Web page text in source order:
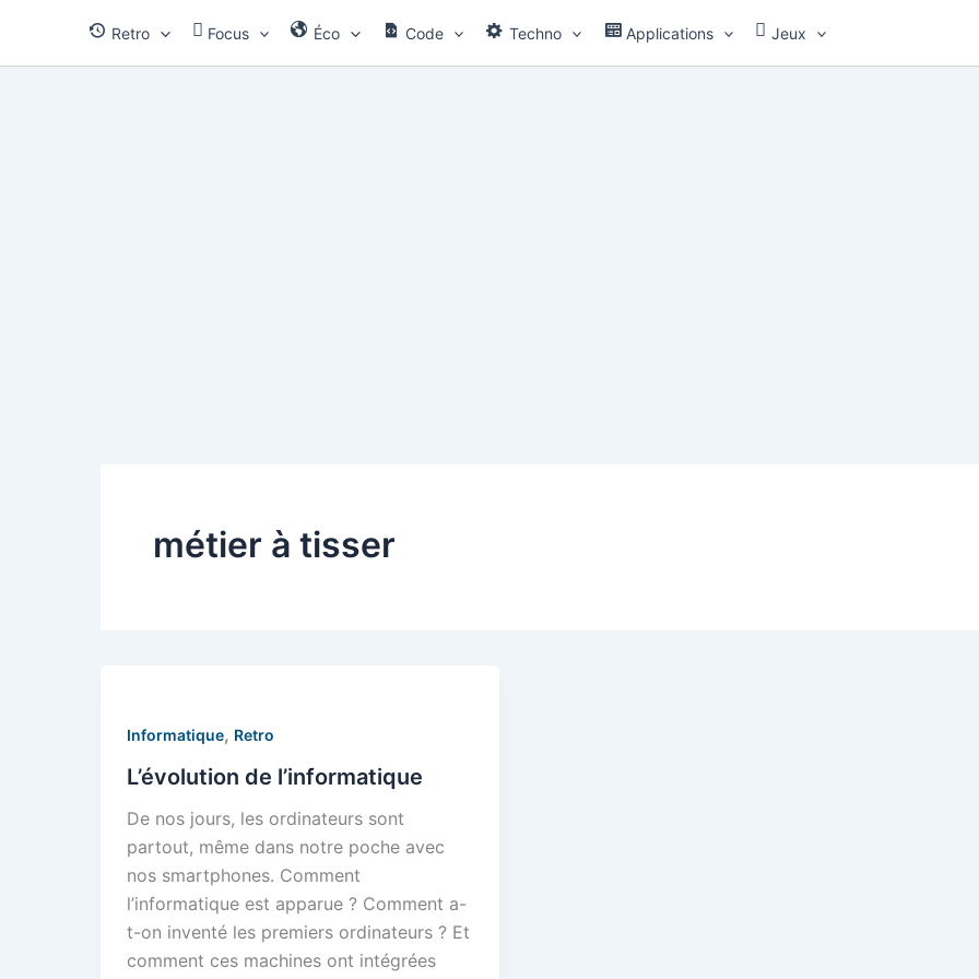
contenu
Retro Focus Éco Code Techno Applications Jeux
métier à tisser
Informatique, Retro
L’évolution de l’informatique
De nos jours, les ordinateurs sont
partout, même dans notre poche avec
nos smartphones. Comment
l’informatique est apparue ? Comment a-
t-on inventé les premiers ordinateurs ? Et
comment ces machines ont intégrées